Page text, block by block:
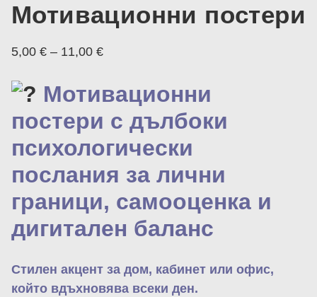
Мотивационни постери
5,00 € – 11,00 €
Мотивационни
постери с дълбоки
психологически
послания за лични
граници, самооценка и
дигитален баланс
Стилен акцент за дом, кабинет или офис,
който вдъхновява всеки ден.